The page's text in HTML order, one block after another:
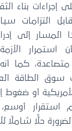
إجراءات بناء
التزامات
المسار إلى
استمرار
متصاعدة، كما
سوق الطاقة
أو ضغوط
استقرار
حلًّا شاملًا